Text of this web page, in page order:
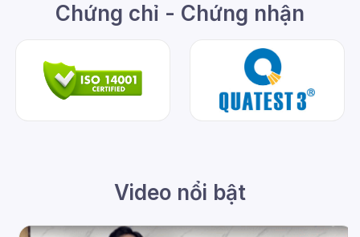
Chứng chỉ - Chứng nhận
Video nổi bật